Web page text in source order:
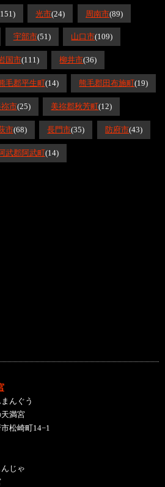
光市(24) 周南市(89)
宇部市(51) 山口市(109)
国市(111) 柳井市(36)
毛郡平生町(14) 熊毛郡田布施町(19)
市(25) 美祢郡秋芳町(12)
市(68) 長門市(35) 防府市(43)
武郡阿武町(14)
んぐう
天満宮
松崎町14−1
じゃ